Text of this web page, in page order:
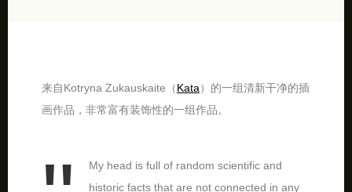
来自Kotryna Zukauskaite（Kata）的一组清新干净的插
画作品，非常富有装饰性的一组作品。
My head is full of random scientific and
historic facts that are not connected in any